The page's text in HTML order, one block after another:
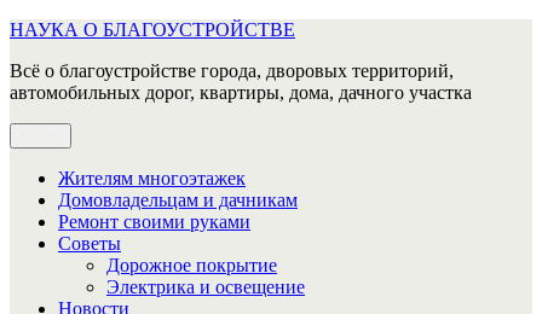
Перейти
содержимому
НАУКА О БЛАГОУСТРОЙСТВЕ
Всё о благоустройстве города, дворовых территорий,
автомобильных дорог, квартиры, дома, дачного участка
Жителям многоэтажек
Домовладельцам и дачникам
Ремонт своими руками
Советы
Дорожное покрытие
Электрика и освещение
Новости